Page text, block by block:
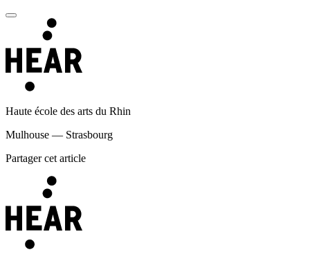
Haute école des arts du Rhin
Mulhouse — Strasbourg
Partager cet article